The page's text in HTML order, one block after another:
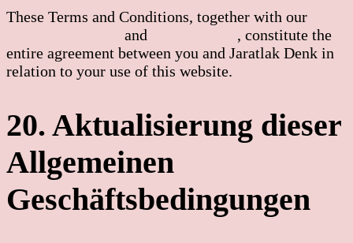
These Terms and Conditions, together with our
and
, constitute the
entire agreement between you and Jaratlak Denk in
relation to your use of this website.
20. Aktualisierung dieser
Allgemeinen
Geschäftsbedingungen